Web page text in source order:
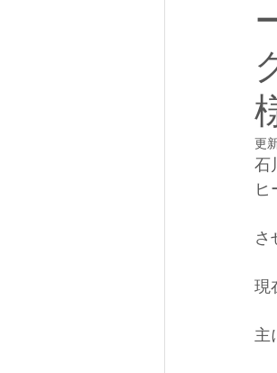
更
石
ヒ
さ
現
主